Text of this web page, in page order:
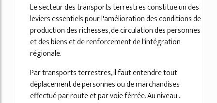
Le secteur des transports terrestres constitue un des
leviers essentiels pour l'amélioration des conditions de
production des richesses, de circulation des personnes
et des biens et de renforcement de l'intégration
régionale.
Par transports terrestres, il faut entendre tout
déplacement de personnes ou de marchandises
effectué par route et par voie férrée. Au niveau...